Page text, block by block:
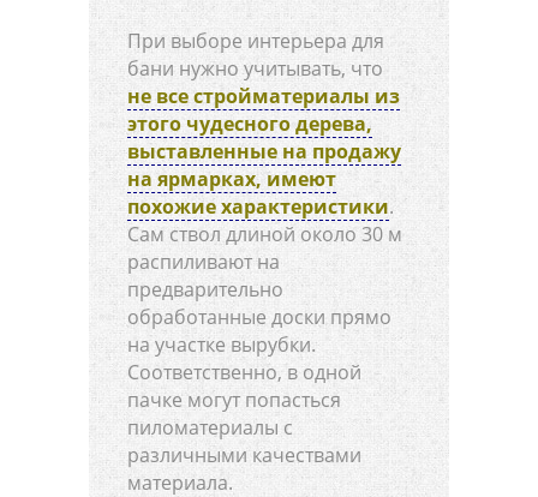
При выборе интерьера для
бани нужно учитывать, что
не все стройматериалы из
этого чудесного дерева,
выставленные на продажу
на ярмарках, имеют
похожие характеристики.
Сам ствол длиной около 30 м
распиливают на
предварительно
обработанные доски прямо
на участке вырубки.
Соответственно, в одной
пачке могут попасться
пиломатериалы с
различными качествами
материала.